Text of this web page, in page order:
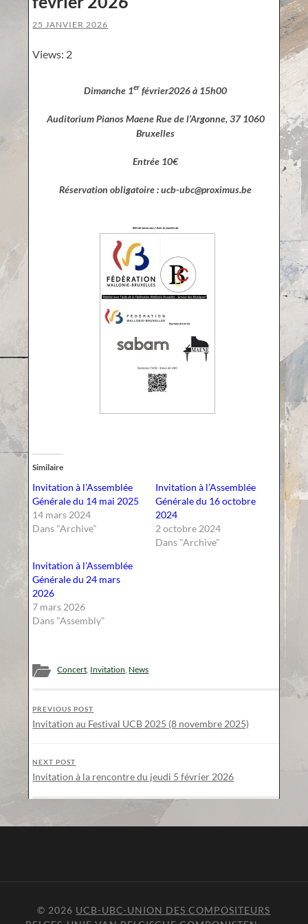
25 JANVIER 2026
Views: 2
Dimanche 1er février2026 à 15h00
Auditorium Pianos Maene Rue de l’Argonne, 37 1060
Bruxelles
Entrée 10€
Réservation obligatoire : ucb-ubc@proximus.be
Similaire
Invitation à l’Assemblée
Générale du 14 mai 2025
14 mars 2024
Dans "Archive"
Invitation à l’Assemblée
Générale du 16 octobre
2024
2 octobre 2024
Dans "Archive"
Invitation à l’Assemblée
Générale du 24 mars
2026
7 mars 2026
Dans "Assembly"
Concert Invitation News
PREVIOUS POST
Invitation au Festival UCB 2025 (8 novembre 2025)
NEXT POST
Invitation à la rencontre du jeudi 5 février 2026
© 2026 UCB-UBC-UNION DES COMPOSITEURS